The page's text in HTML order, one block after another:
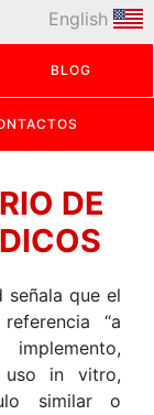
BLOG
English
DE
señala que el
“a
uso in vitro,
similar o